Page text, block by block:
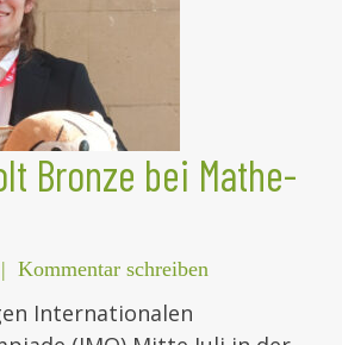
Bronze bei Mathe-
| Kommentar schreiben
Internationalen